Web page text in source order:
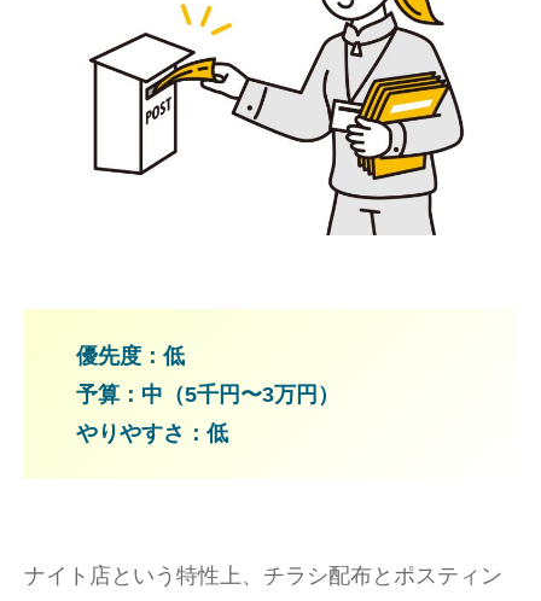
優先度：低
予算：中（5千円〜3万円）
やりやすさ：低
ナイト店という特性上、チラシ配布とポスティン